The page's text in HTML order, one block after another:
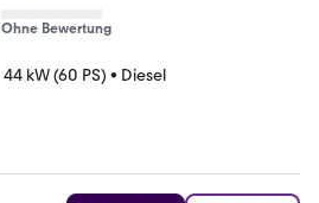
Ohne Bewertung
44 kW (60 PS) • Diesel